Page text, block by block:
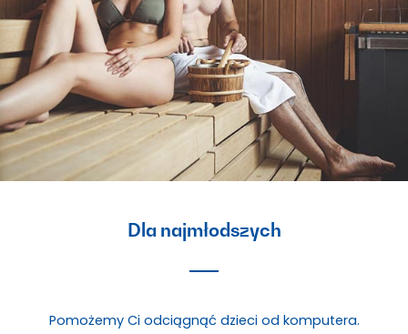
Dla najmłodszych
Pomożemy Ci odciągnąć dzieci od komputera.